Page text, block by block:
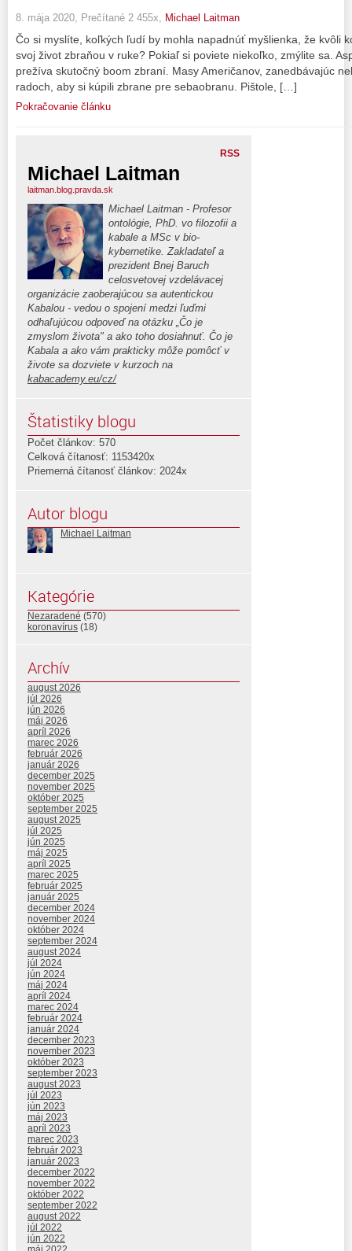
8. mája 2020, Prečítané 2 455x, Michael Laitman
Čo si myslíte, koľkých ľudí by mohla napadnúť myšlienka, že kvôli
svoj život zbraňou v ruke? Pokiaľ si poviete niekoľko, zmýlite sa.
prežíva skutočný boom zbraní. Masy Američanov, zanedbávajúc
radoch, aby si kúpili zbrane pre sebaobranu. Pištole, […]
Pokračovanie článku
RSS
Michael Laitman
laitman.blog.pravda.sk
Michael Laitman - Profesor
ontológie, PhD. vo filozofii a
kabale a MSc v bio-
kybernetike. Zakladateľ a
prezident Bnej Baruch
celosvetovej vzdelávacej
organizácie zaoberajúcou sa autentickou
Kabalou - vedou o spojení medzi ľuďmi
odhaľujúcou odpoveď na otázku „Čo je
zmyslom života" a ako toho dosiahnuť. Čo je
Kabala a ako vám prakticky môže pomôcť v
živote sa dozviete v kurzoch na
kabacademy.eu/cz/
Štatistiky blogu
Počet článkov: 570
Celková čítanosť: 1153420x
Priemerná čítanosť článkov: 2024x
Autor blogu
Michael Laitman
Kategórie
Nezaradené (570)
koronavírus (18)
Archív
august 2026
júl 2026
jún 2026
máj 2026
apríl 2026
marec 2026
február 2026
január 2026
december 2025
november 2025
október 2025
september 2025
august 2025
júl 2025
jún 2025
máj 2025
apríl 2025
marec 2025
február 2025
január 2025
december 2024
november 2024
október 2024
september 2024
august 2024
júl 2024
jún 2024
máj 2024
apríl 2024
marec 2024
február 2024
január 2024
december 2023
november 2023
október 2023
september 2023
august 2023
júl 2023
jún 2023
máj 2023
apríl 2023
marec 2023
február 2023
január 2023
december 2022
november 2022
október 2022
september 2022
august 2022
júl 2022
jún 2022